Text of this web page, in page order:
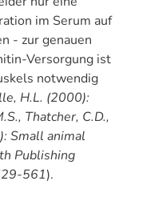
im Serum auf
- zur genauen
Versorgung ist
notwendig
H.L. (2000):
Thatcher, C.D.,
Small animal
Publishing
561).